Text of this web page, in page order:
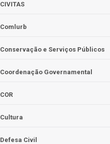
CIVITAS
Comlurb
Conservação e Serviços Públicos
Coordenação Governamental
COR
Cultura
Defesa Civil